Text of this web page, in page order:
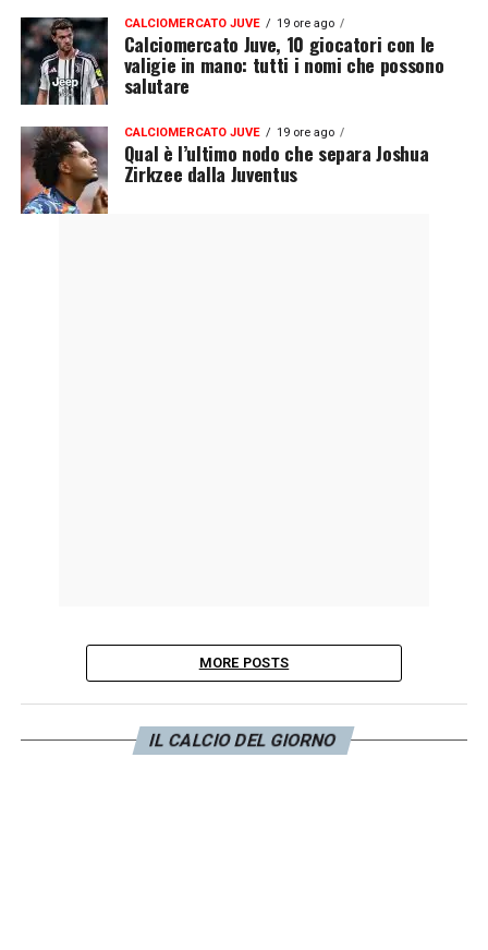
CALCIOMERCATO JUVE 19 ore ago
Calciomercato Juve, 10 giocatori con le
valigie in mano: tutti i nomi che possono
salutare
CALCIOMERCATO JUVE 19 ore ago
Qual è l’ultimo nodo che separa Joshua
Zirkzee dalla Juventus
MORE POSTS
IL CALCIO DEL GIORNO